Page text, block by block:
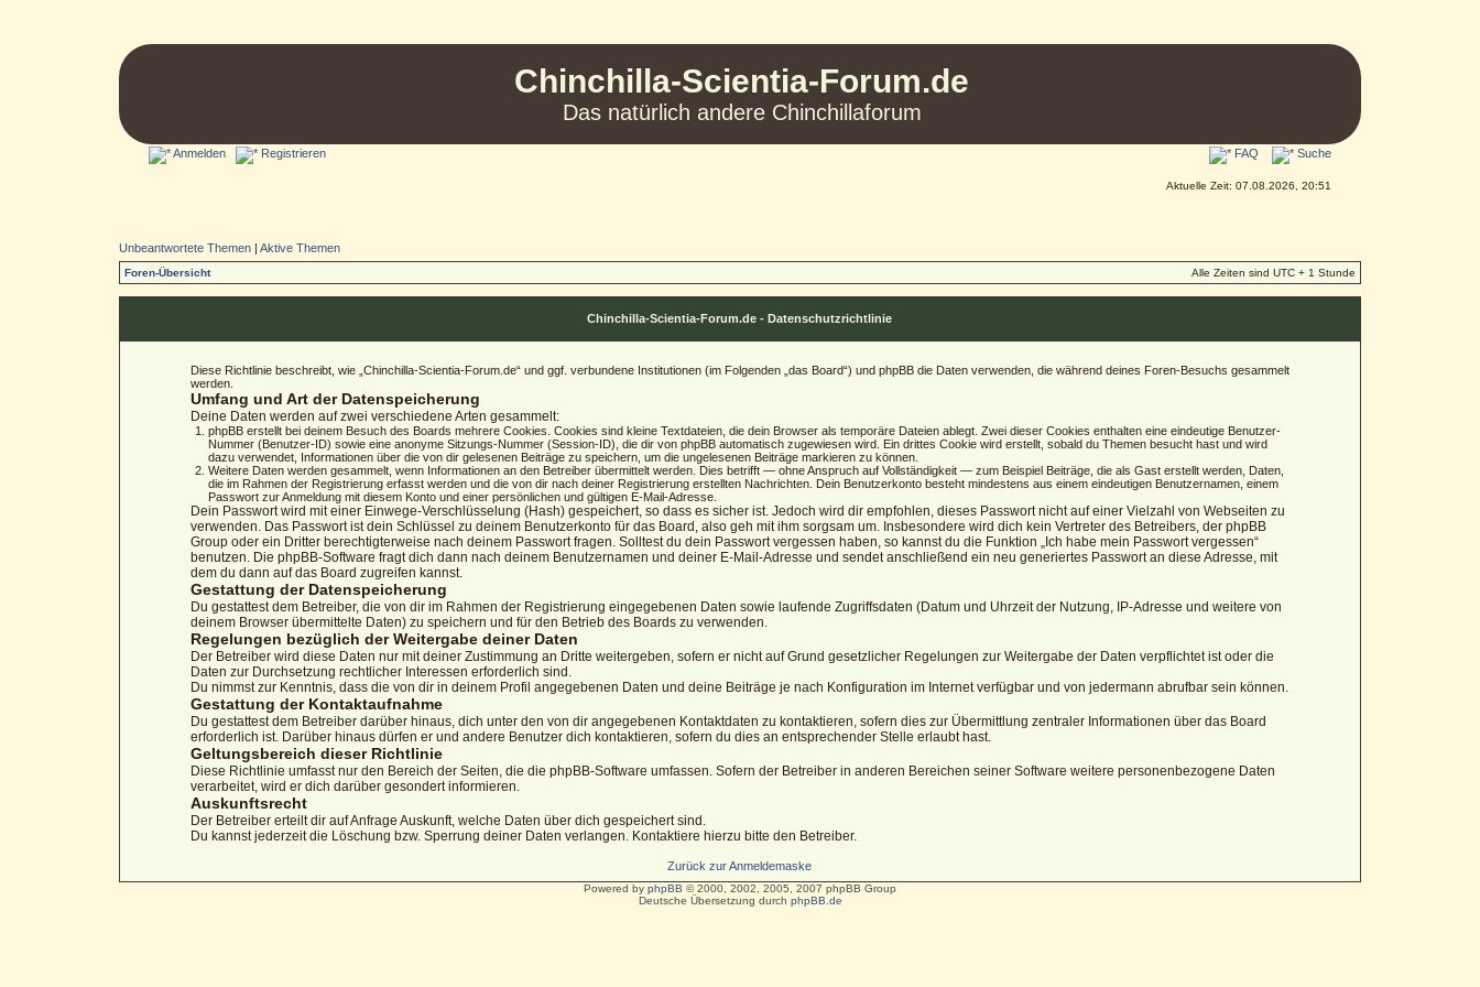
Chinchilla-Scientia-Forum.de
Das natürlich andere Chinchillaforum
Anmelden Registrieren FAQ Suche
Aktuelle Zeit: 07.08.2026, 20:51
Unbeantwortete Themen| Aktive Themen
Foren-Übersicht Alle Zeiten sind UTC + 1 Stunde
Chinchilla-Scientia-Forum.de - Datenschutzrichtlinie
Diese Richtlinie beschreibt, wie „Chinchilla-Scientia-Forum.de“ und ggf. verbundene Institutionen (im Folgenden „das Board“) und phpBB die Daten verwenden, die während deines Foren-Besuchs gesammelt
werden.
Umfang und Art der Datenspeicherung
Deine Daten werden auf zwei verschiedene Arten gesammelt:
phpBB erstellt bei deinem Besuch des Boards mehrere Cookies. Cookies sind kleine Textdateien, die dein Browser als temporäre Dateien ablegt. Zwei dieser Cookies enthalten eine eindeutige Benutzer-
Nummer (Benutzer-ID) sowie eine anonyme Sitzungs-Nummer (Session-ID), die dir von phpBB automatisch zugewiesen wird. Ein drittes Cookie wird erstellt, sobald du Themen besucht hast und wird
dazu verwendet, Informationen über die von dir gelesenen Beiträge zu speichern, um die ungelesenen Beiträge markieren zu können.
Weitere Daten werden gesammelt, wenn Informationen an den Betreiber übermittelt werden. Dies betrifft — ohne Anspruch auf Vollständigkeit — zum Beispiel Beiträge, die als Gast erstellt werden, Daten,
die im Rahmen der Registrierung erfasst werden und die von dir nach deiner Registrierung erstellten Nachrichten. Dein Benutzerkonto besteht mindestens aus einem eindeutigen Benutzernamen, einem
Passwort zur Anmeldung mit diesem Konto und einer persönlichen und gültigen E-Mail-Adresse.
Dein Passwort wird mit einer Einwege-Verschlüsselung (Hash) gespeichert, so dass es sicher ist. Jedoch wird dir empfohlen, dieses Passwort nicht auf einer Vielzahl von Webseiten zu
verwenden. Das Passwort ist dein Schlüssel zu deinem Benutzerkonto für das Board, also geh mit ihm sorgsam um. Insbesondere wird dich kein Vertreter des Betreibers, der phpBB
Group oder ein Dritter berechtigterweise nach deinem Passwort fragen. Solltest du dein Passwort vergessen haben, so kannst du die Funktion „Ich habe mein Passwort vergessen“
benutzen. Die phpBB-Software fragt dich dann nach deinem Benutzernamen und deiner E-Mail-Adresse und sendet anschließend ein neu generiertes Passwort an diese Adresse, mit
dem du dann auf das Board zugreifen kannst.
Gestattung der Datenspeicherung
Du gestattest dem Betreiber, die von dir im Rahmen der Registrierung eingegebenen Daten sowie laufende Zugriffsdaten (Datum und Uhrzeit der Nutzung, IP-Adresse und weitere von
deinem Browser übermittelte Daten) zu speichern und für den Betrieb des Boards zu verwenden.
Regelungen bezüglich der Weitergabe deiner Daten
Der Betreiber wird diese Daten nur mit deiner Zustimmung an Dritte weitergeben, sofern er nicht auf Grund gesetzlicher Regelungen zur Weitergabe der Daten verpflichtet ist oder die
Daten zur Durchsetzung rechtlicher Interessen erforderlich sind.
Du nimmst zur Kenntnis, dass die von dir in deinem Profil angegebenen Daten und deine Beiträge je nach Konfiguration im Internet verfügbar und von jedermann abrufbar sein können.
Gestattung der Kontaktaufnahme
Du gestattest dem Betreiber darüber hinaus, dich unter den von dir angegebenen Kontaktdaten zu kontaktieren, sofern dies zur Übermittlung zentraler Informationen über das Board
erforderlich ist. Darüber hinaus dürfen er und andere Benutzer dich kontaktieren, sofern du dies an entsprechender Stelle erlaubt hast.
Geltungsbereich dieser Richtlinie
Diese Richtlinie umfasst nur den Bereich der Seiten, die die phpBB-Software umfassen. Sofern der Betreiber in anderen Bereichen seiner Software weitere personenbezogene Daten
verarbeitet, wird er dich darüber gesondert informieren.
Auskunftsrecht
Der Betreiber erteilt dir auf Anfrage Auskunft, welche Daten über dich gespeichert sind.
Du kannst jederzeit die Löschung bzw. Sperrung deiner Daten verlangen. Kontaktiere hierzu bitte den Betreiber.
Zurück zur Anmeldemaske
Powered by phpBB © 2000, 2002, 2005, 2007 phpBB Group
Deutsche Übersetzung durch phpBB.de